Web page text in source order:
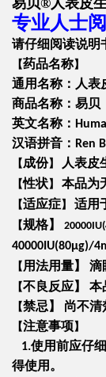
专业人士
请仔细阅读说明
【药品名称】
通用名称：人表
商品名称：易贝
英文名称：
汉语拼音： Ren
【成份】 人表皮
【性状】 本品为
【适应症】 适用
【规格】
40000IU(80μg)/
【 用法用量】 滴
【不良反应】 本
【禁忌 】 尚不清
【注意事项】
1.使用前应仔
得使用。